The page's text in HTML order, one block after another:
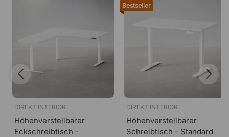
DIREKT INTERIÖR
Höhenverstellbarer
Eckschreibtisch -
Bestseller
DIREKT INTERIÖR
Höhenverstellbarer
Schreibtisch - Standard